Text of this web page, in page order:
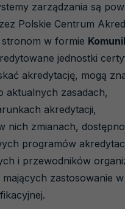
zarządzania są
Polskie Centrum
w formie
jednostki
akredytację, mogą
aktualnych zasadach,
akredytacji,
nich zmianach,
programów
i przewodników
zastosowanie w